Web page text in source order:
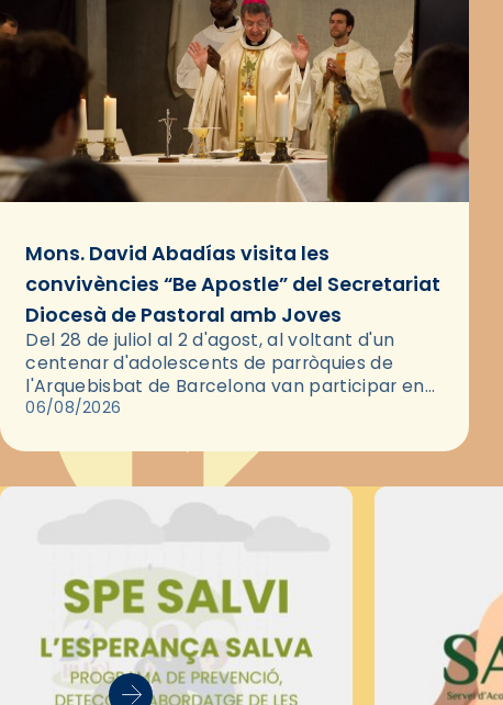
Mons. David Abadías visita les
convivències “Be Apostle” del Secretariat
Diocesà de Pastoral amb Joves
Del 28 de juliol al 2 d'agost, al voltant d'un
centenar d'adolescents de parròquies de
l'Arquebisbat de Barcelona van participar en
les convivències Be Apostle, organitzades pel
06/08/2026